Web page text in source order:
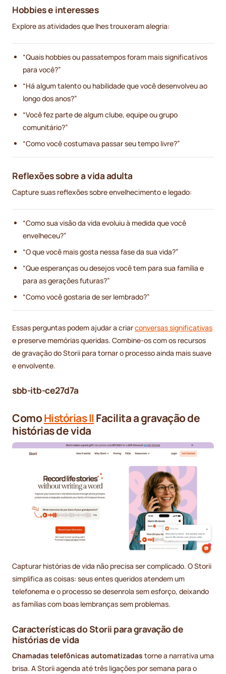
Hobbies e interesses
Explore as atividades que lhes trouxeram alegria:
“Quais hobbies ou passatempos foram mais significativos
para você?”
“Há algum talento ou habilidade que você desenvolveu ao
longo dos anos?”
“Você fez parte de algum clube, equipe ou grupo
comunitário?”
“Como você costumava passar seu tempo livre?”
Reflexões sobre a vida adulta
Capture suas reflexões sobre envelhecimento e legado:
“Como sua visão da vida evoluiu à medida que você
envelheceu?”
“O que você mais gosta nessa fase da sua vida?”
“Que esperanças ou desejos você tem para sua família e
para as gerações futuras?”
“Como você gostaria de ser lembrado?”
Essas perguntas podem ajudar a criarconversas significativas
e preserve memórias queridas. Combine-os com os recursos
de gravação do Storii para tornar o processo ainda mais suave
e envolvente.
sbb-itb-ce27d7a
ComoHistórias IIFacilita a gravação de
histórias de vida
Capturar histórias de vida não precisa ser complicado. O Storii
simplifica as coisas: seus entes queridos atendem um
telefonema e o processo se desenrola sem esforço, deixando
as famílias com boas lembranças sem problemas.
Características do Storii para gravação de
histórias de vida
Chamadas telefônicas automatizadas torne a narrativa uma
brisa. A Storii agenda até três ligações por semana para o